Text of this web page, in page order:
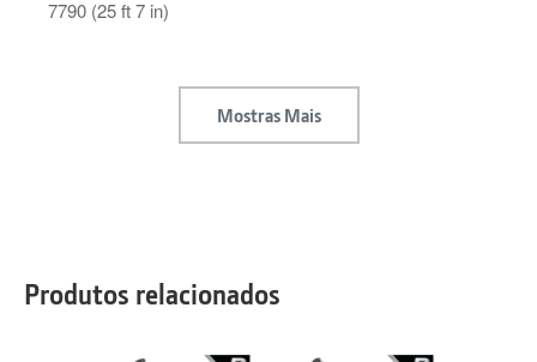
7790 (25 ft 7 in)
Mostras Mais
Produtos relacionados